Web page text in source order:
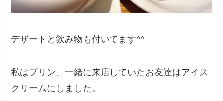
デザートと飲み物も付いてます^^
私はプリン、一緒に来店していたお友達はアイス
クリームにしました。